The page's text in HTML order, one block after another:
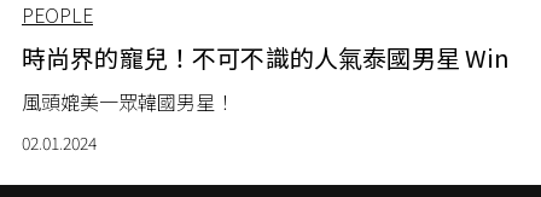
PEOPLE
時尚界的寵兒！不可不識的人氣泰國男星 Win
風頭媲美一眾韓國男星！
02.01.2024